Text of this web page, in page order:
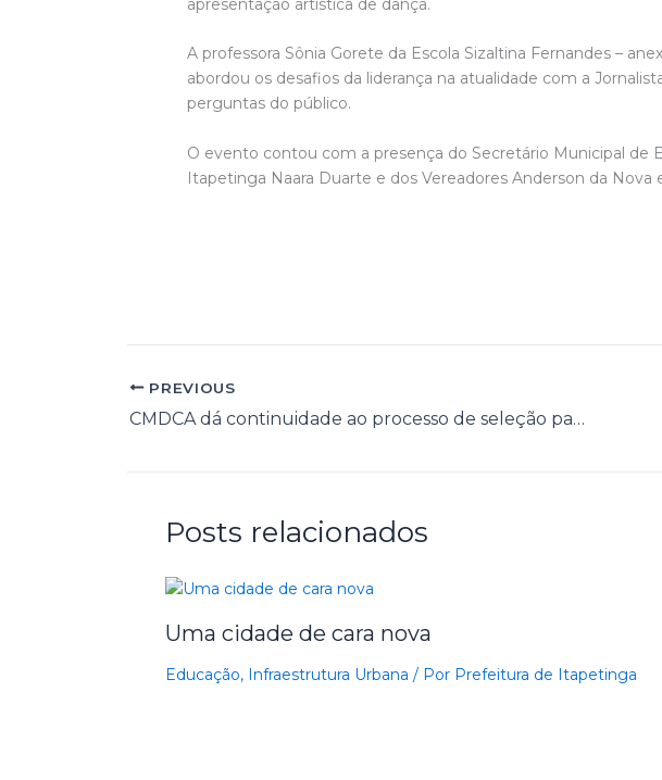
apresentação artística de dança.
A professora Sônia Gorete da Escola Sizaltina Fernandes –
abordou os desafios da liderança na atualidade com a
perguntas do público.
O evento contou com a presença do Secretário Municipal de
Itapetinga Naara Duarte e dos Vereadores Anderson da Nova
PREVIOUS
CMDCA dá continuidade ao processo de seleção para membros do Conselho Tutelar
Posts relacionados
Uma cidade de cara nova
Educação, Infraestrutura Urbana / Por Prefeitura de Itapetinga